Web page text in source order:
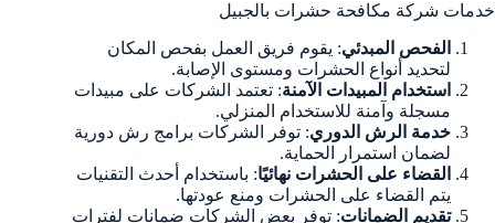
خدمات شركة مكافحة حشرات بالجبيل
الفحص المبدئي: يقوم فريق العمل بفحص المكان
لتحديد أنواع الحشرات ومستوى الإصابة.
استخدام المبيدات الآمنة: تعتمد الشركات على مبيدات
مسجلة وآمنة للاستخدام المنزلي.
خدمة الرش الدوري: توفر الشركات برامج رش دورية
لضمان استمرار الحماية.
القضاء على الحشرات نهائيًا: باستخدام أحدث التقنيات
يتم القضاء على الحشرات ومنع عودتها.
تقديم الضمانات: توفر بعض الشركات ضمانات لفترات